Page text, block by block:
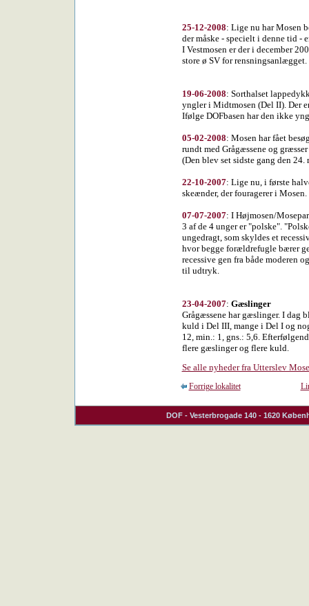
25-12-2008: Lige nu har Mosen
der måske - specielt i denne tid -
I Vestmosen er der i december
store ø SV for rensningsanlægget.
19-06-2008: Sorthalset
yngler i Midtmosen (Del II). Der
Ifølge DOFbasen har den ikke
05-02-2008: Mosen har fået
rundt med Grågæssene og
(Den blev set sidste gang den 24.
22-10-2007: Lige nu, i første
skeænder, der fouragerer i
07-07-2007: I Højmosen/
3 af de 4 unger er "polske".
ungedragt, som skyldes et
hvor begge forældrefugle bærer
recessive gen fra både moderen
til udtryk.
23-04-2007: Gæslinger
Grågæssene har gæslinger. I dag
kuld i Del III, mange i Del I og
12, min.: 1, gns.: 5,6.
flere gæslinger og flere kuld.
Se alle nyheder fra Utterslev Mose
Forrige lokalitet
DOF - Vesterbrogade 140 - 1620